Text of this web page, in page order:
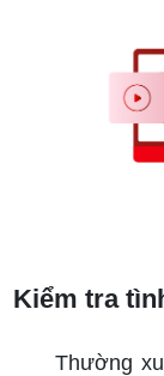
Kiểm tra
Thường